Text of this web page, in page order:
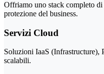
Offriamo uno stack completo
protezione del business.
Servizi Cloud
Soluzioni IaaS (Infrastructure),
scalabili.